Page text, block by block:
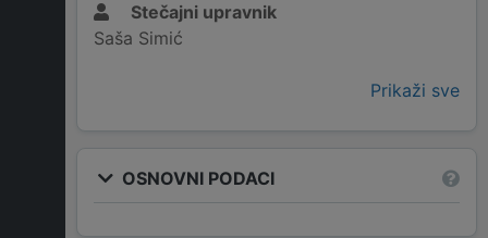
Stečajni upravnik
Saša Simić
Prikaži sve
OSNOVNI PODACI